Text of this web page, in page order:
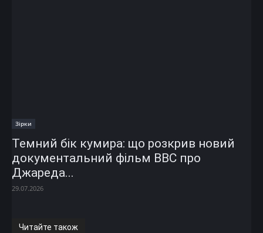
Зірки
Темний бік кумира: що розкрив новий
документальний фільм ВВС про
Джареда...
29.07.2026
Читайте також